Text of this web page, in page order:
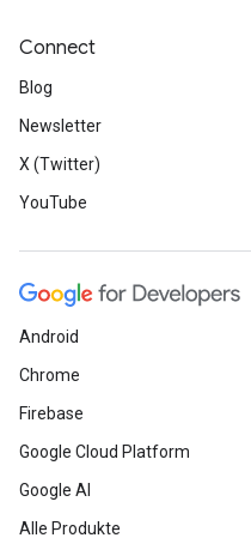
Connect
Blog
Newsletter
X (Twitter)
YouTube
Android
Chrome
Firebase
Google Cloud Platform
Google AI
Alle Produkte